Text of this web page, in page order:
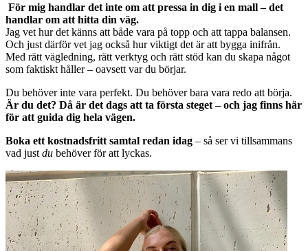
För mig handlar det inte om att pressa in dig i en mall – det
handlar om att hitta din väg.
Jag vet hur det känns att både vara på topp och att tappa balansen.
Och just därför vet jag också hur viktigt det är att bygga inifrån.
Med rätt vägledning, rätt verktyg och rätt stöd kan du skapa något
som faktiskt håller – oavsett var du börjar.
Du behöver inte vara perfekt. Du behöver bara vara redo att börja.
Är du det? Då är det dags att ta första steget – och jag finns här
för att guida dig hela vägen.
Boka ett kostnadsfritt samtal redan idag – så ser vi tillsammans
vad just du behöver för att lyckas.